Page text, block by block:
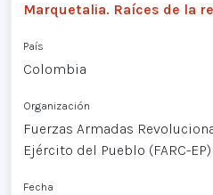
Marquetalia. Raíces de la
País
Colombia
Organización
Fuerzas Armadas
Ejército del Pueblo (FARC-EP)
Fecha